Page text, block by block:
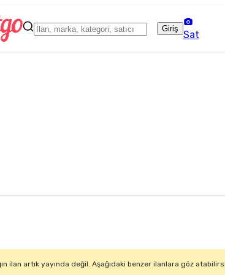
Giriş
Sat
ilan artık yayında değil. Aşağıdaki benzer ilanlara göz